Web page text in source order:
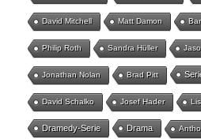
David Mitchell Matt Damon
Philip Roth Sandra Hüller
Jonathan Nolan Brad Pitt
David Schalko Josef Hader
Dramedy-Serie Drama